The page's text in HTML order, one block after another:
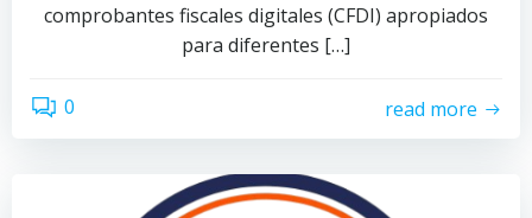
comprobantes fiscales digitales (CFDI) apropiados
para diferentes […]
0 read more